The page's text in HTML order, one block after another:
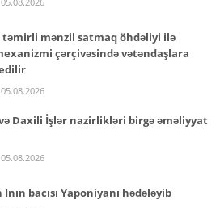
təmirli mənzil satmaq öhdəliyi ilə
çərçivəsində vətəndaşlara
Daxili İşlər nazirlikləri birgə əməliyyat
Inın bacısı Yaponiyanı hədələyib